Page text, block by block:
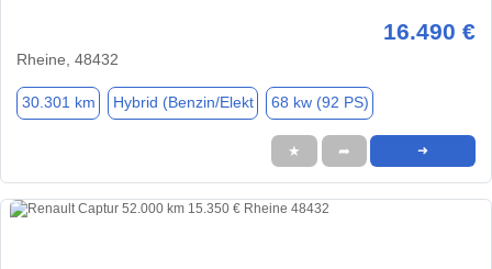
16.490 €
Rheine, 48432
30.301 km Hybrid (Benzin/Elekt 68 kw (92 PS)
★ ➦ ➜